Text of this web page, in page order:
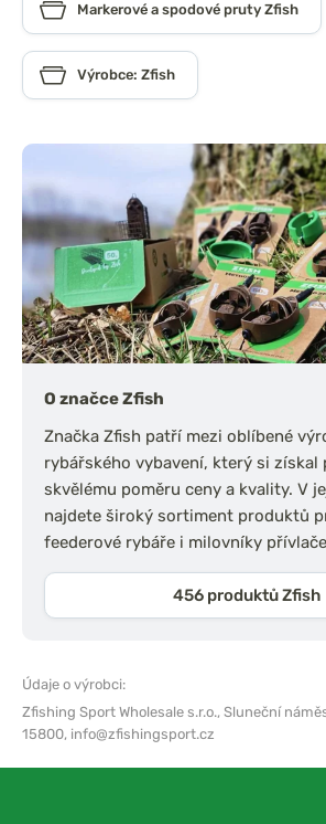
Markerové a spodové pruty Zfish
Výrobce: Zfish
O značce Zfish
Značka Zfish patří mezi oblíbené
rybářského vybavení, který si
skvělému poměru ceny a kvality. V
najdete široký sortiment produktů
feederové rybáře i milovníky
456 produktů Zfish
Údaje o výrobci:
Zfishing Sport Wholesale s.r.o., Sluneční
15800, info@zfishingsport.cz